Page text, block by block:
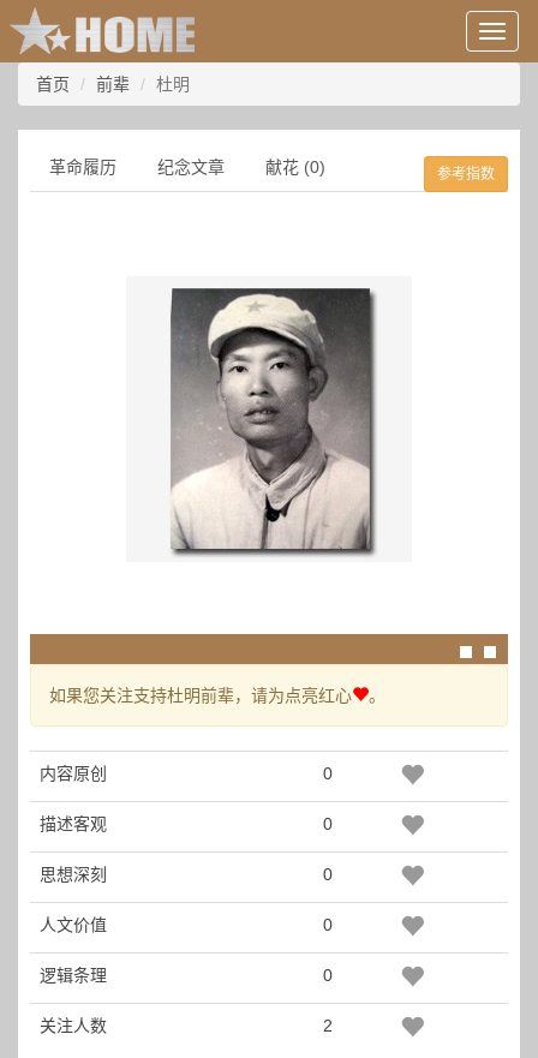
用
户
息/
登
录
等
首页 前辈 杜明
革命履历 纪念文章 献花 (0) 参考指数
如果您关注支持杜明前辈，请为点亮红心 。
内容原创 0
描述客观 0
思想深刻 0
人文价值 0
逻辑条理 0
关注人数 2